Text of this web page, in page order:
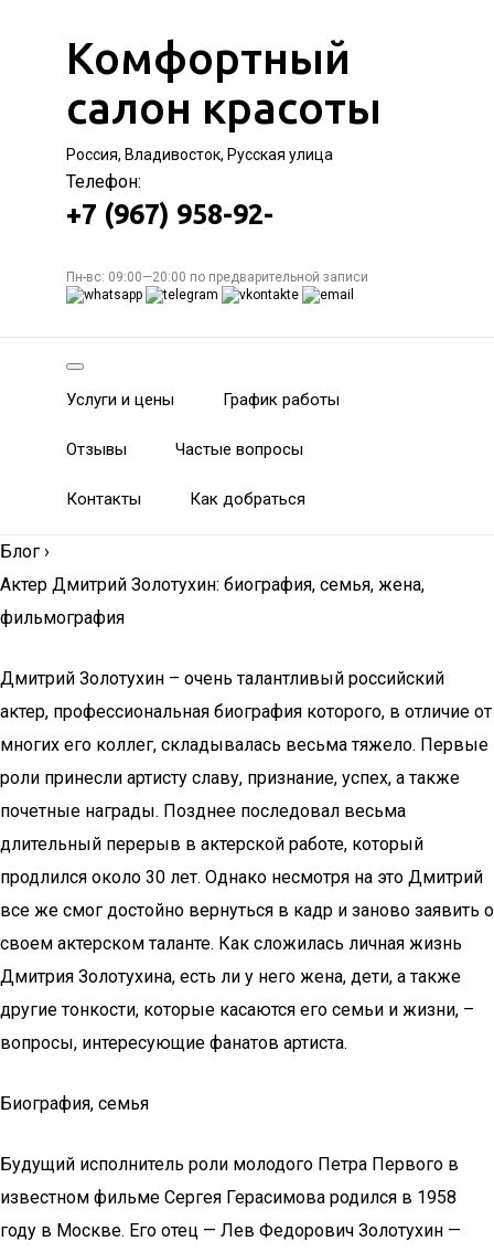
Комфортный
салон красоты
Россия, Владивосток, Русская улица
Телефон:
+7 (967) 958-92-
Пн-вс: 09:00—20:00 по предварительной записи
Услуги и цены График работы
Отзывы Частые вопросы
Контакты Как добраться
Блог ›
Актер Дмитрий Золотухин: биография, семья, жена,
фильмография
Дмитрий Золотухин – очень талантливый российский
актер, профессиональная биография которого, в отличие от
многих его коллег, складывалась весьма тяжело. Первые
роли принесли артисту славу, признание, успех, а также
почетные награды. Позднее последовал весьма
длительный перерыв в актерской работе, который
продлился около 30 лет. Однако несмотря на это Дмитрий
все же смог достойно вернуться в кадр и заново заявить о
своем актерском таланте. Как сложилась личная жизнь
Дмитрия Золотухина, есть ли у него жена, дети, а также
другие тонкости, которые касаются его семьи и жизни, –
вопросы, интересующие фанатов артиста.
Биография, семья
Будущий исполнитель роли молодого Петра Первого в
известном фильме Сергея Герасимова родился в 1958
году в Москве. Его отец — Лев Федорович Золотухин —